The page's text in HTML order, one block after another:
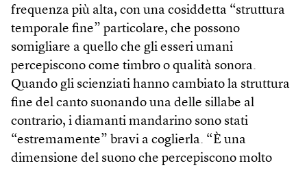
frequenza più alta, con una cosiddetta “struttura
temporale fine” particolare, che possono
somigliare a quello che gli esseri umani
percepiscono come timbro o qualità sonora.
Quando gli scienziati hanno cambiato la struttura
fine del canto suonando una delle sillabe al
contrario, i diamanti mandarino sono stati
“estremamente” bravi a coglierla. “È una
dimensione del suono che percepiscono molto